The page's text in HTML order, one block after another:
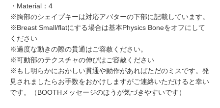
・Material：4
※胸部のシェイプキーは対応アバターの下部に記載しています。
※Breast Small/flatにする場合は基本Physics Boneをオフにして
ください
※過度な動きの際の貫通はご容赦ください。
※可動部のテクスチャの伸びはご容赦ください
※もし明らかにおかしい貫通や動作があればただのミスです。発
見されましたらお手数をおかけしますがご連絡いただけると幸い
です。（BOOTHメッセージのほうが気づきやすいです）